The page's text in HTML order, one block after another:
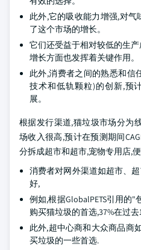
此外,它的吸收能力增强,对
了这个市场的增长。
它们还受益于相对较低的生
增长方面也发挥着关键作用。
此外,消费者之间的熟悉和信
技术和低轨颗粒)的创新,预
展。
根据发行渠道,猫垃圾市场分为
场收入很高,预计在预测期间
分拆成超市和超市,宠物专用店,
消费者对网外渠道如超市、
好,
例如,根据GlobalPETS引用的
购买猫垃圾的首选,37%在过
此外,超中心商和大众商品商
买垃圾的一些首选.